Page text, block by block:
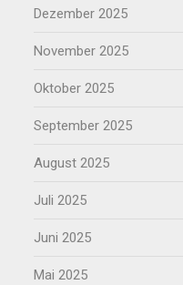
Dezember 2025
November 2025
Oktober 2025
September 2025
August 2025
Juli 2025
Juni 2025
Mai 2025